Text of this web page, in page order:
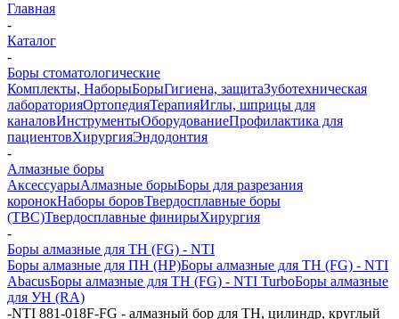
Главная
-
Каталог
-
Боры стоматологические
Комплекты, НаборыБорыГигиена, защитаЗуботехническая
лабораторияОртопедияТерапияИглы, шприцы для
каналовИнструментыОборудованиеПрофилактика для
пациентовХирургияЭндодонтия
-
Алмазные боры
АксессуарыАлмазные борыБоры для разрезания
коронокНаборы боровТвердосплавные боры
(ТВС)Твердосплавные финирыХирургия
-
Боры алмазные для ТН (FG) - NTI
Боры алмазные для ПН (HP)Боры алмазные для ТН (FG) - NTI
AbacusБоры алмазные для ТН (FG) - NTI TurboБоры алмазные
для УН (RA)
-NTI 881-018F-FG - алмазный бор для ТН, цилиндр, круглый